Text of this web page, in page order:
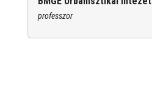
professzor